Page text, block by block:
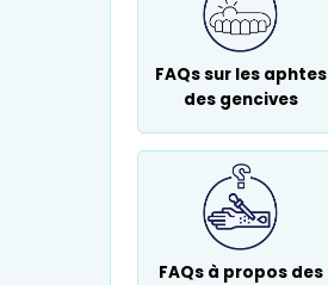
FAQs sur les aphtes
des gencives
FAQs à propos des